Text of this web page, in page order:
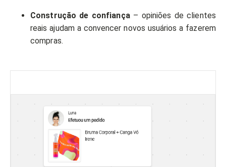
Construção de confiança– opiniões de clientes
reais ajudam a convencer novos usuários a fazerem
compras.